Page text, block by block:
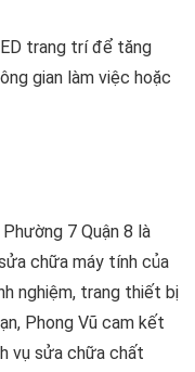
trang trí để tăng
gian làm việc hoặc
7 Quận 8 là
chữa máy tính của
nghiệm, trang thiết bị
Phong Vũ cam kết
vụ sửa chữa chất